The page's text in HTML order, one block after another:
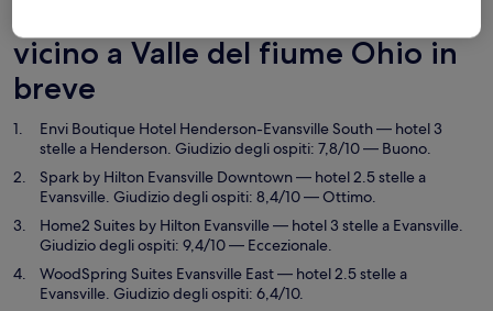
vicino a Valle del fiume Ohio in
breve
Envi Boutique Hotel Henderson-Evansville South— hotel 3
stelle a Henderson. Giudizio degli ospiti: 7,8/10 — Buono.
Spark by Hilton Evansville Downtown— hotel 2.5 stelle a
Evansville. Giudizio degli ospiti: 8,4/10 — Ottimo.
Home2 Suites by Hilton Evansville— hotel 3 stelle a Evansville.
Giudizio degli ospiti: 9,4/10 — Eccezionale.
WoodSpring Suites Evansville East— hotel 2.5 stelle a
Evansville. Giudizio degli ospiti: 6,4/10.